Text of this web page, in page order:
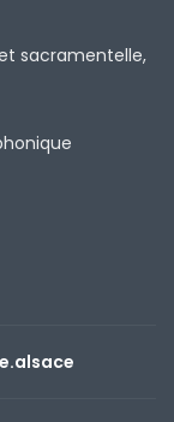
sacramentelle,